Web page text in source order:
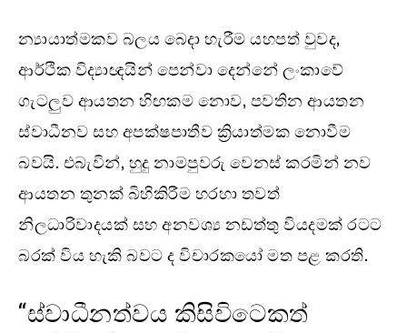
න්‍යායාත්මකව බලය බෙදා හැරීම යහපත් වුවද,
ආර්ථික විද්‍යාඥයින් පෙන්වා දෙන්නේ ලංකාවේ
ගැටලුව ආයතන හිඟකම නොව, පවතින ආයතන
ස්වාධීනව සහ අපක්ෂපාතීව ක්‍රියාත්මක නොවීම
බවයි. එබැවින්, හුදු නාමපුවරු වෙනස් කරමින් නව
ආයතන තුනක් බිහිකිරීම හරහා තවත්
නිලධාරිවාදයක් සහ අනවශ්‍ය නඩත්තු වියදමක් රටට
බරක් විය හැකි බවට ද විචාරකයෝ මත පළ කරති.
“ස්වාධීනත්වය කිසිවිටෙකත්